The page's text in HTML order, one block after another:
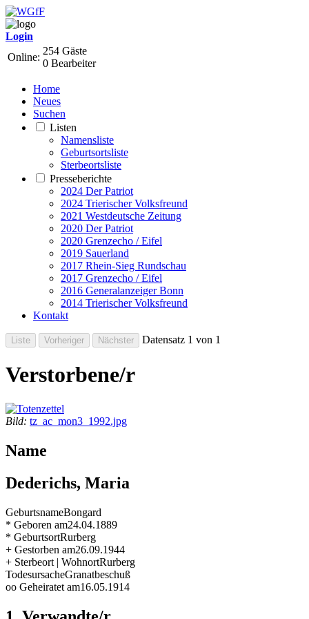
Login
Online:
254 Gäste
0 Bearbeiter
Home
Neues
Suchen
Listen
Namensliste
Geburtsortsliste
Sterbeortsliste
Presseberichte
2024 Der Patriot
2024 Trierischer Volksfreund
2021 Westdeutsche Zeitung
2020 Der Patriot
2020 Grenzecho / Eifel
2019 Sauerland
2017 Rhein-Sieg Rundschau
2017 Grenzecho / Eifel
2016 Generalanzeiger Bonn
2014 Trierischer Volksfreund
Kontakt
Datensatz 1 von 1
Verstorbene/r
Bild: tz_ac_mon3_1992.jpg
Name
Dederichs, Maria
GeburtsnameBongard
* Geboren am24.04.1889
* GeburtsortRurberg
+ Gestorben am26.09.1944
+ Sterbeort | WohnortRurberg
TodesursacheGranatbeschuß
oo Geheiratet am16.05.1914